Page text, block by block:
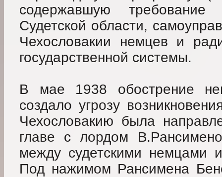
содержавшую
Судетской области,
Чехословакии немцев и
государственной системы.
В мае 1938 обострение
создало угрозу
Чехословакию была
главе с лордом
между судетскими немцами
Под нажимом Рансимена